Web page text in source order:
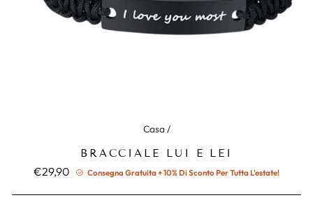
Casa /
BRACCIALE LUI E LEI
€29,90 Prezzo
Consegna Gratuita + 10% Di Sconto Per Tutta L'estate!